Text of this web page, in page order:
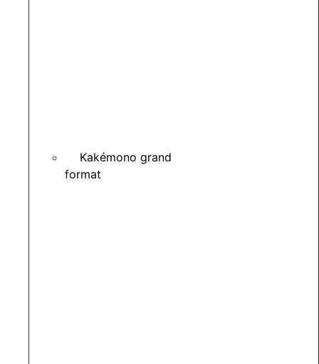
Kakémono grand
format